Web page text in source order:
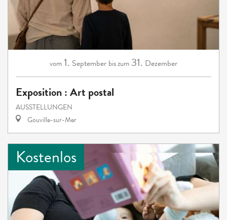
vom 1. September bis zum 31. Dezember
Exposition : Art postal
AUSSTELLUNGEN
Gouville-sur-Mer
Kostenlos